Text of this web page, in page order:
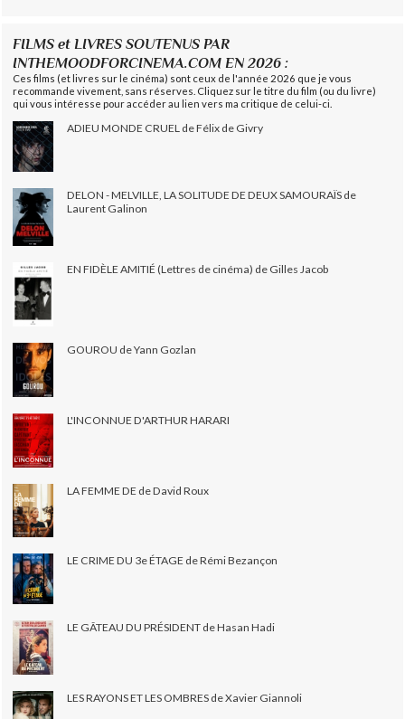
FILMS et LIVRES SOUTENUS PAR
INTHEMOODFORCINEMA.COM EN 2026 :
Ces films (et livres sur le cinéma) sont ceux de l'année 2026 que je vous
recommande vivement, sans réserves. Cliquez sur le titre du film (ou du livre)
qui vous intéresse pour accéder au lien vers ma critique de celui-ci.
ADIEU MONDE CRUEL de Félix de Givry
DELON - MELVILLE, LA SOLITUDE DE DEUX SAMOURAÏS de
Laurent Galinon
EN FIDÈLE AMITIÉ (Lettres de cinéma) de Gilles Jacob
GOUROU de Yann Gozlan
L'INCONNUE D'ARTHUR HARARI
LA FEMME DE de David Roux
LE CRIME DU 3e ÉTAGE de Rémi Bezançon
LE GÂTEAU DU PRÉSIDENT de Hasan Hadi
LES RAYONS ET LES OMBRES de Xavier Giannoli